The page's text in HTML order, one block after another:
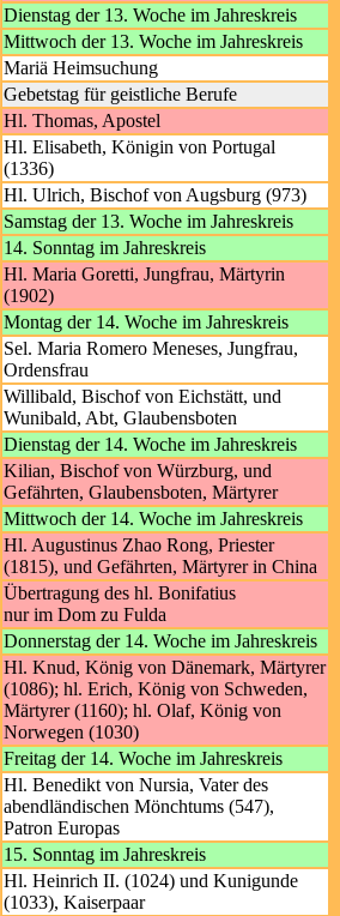
Dienstag der 13. Woche im Jahreskreis
Mittwoch der 13. Woche im Jahreskreis
Mariä Heimsuchung
Gebetstag für geistliche Berufe
Hl. Thomas, Apostel
Hl. Elisabeth, Königin von Portugal
(1336)
Hl. Ulrich, Bischof von Augsburg (973)
Samstag der 13. Woche im Jahreskreis
14. Sonntag im Jahreskreis
Hl. Maria Goretti, Jungfrau, Märtyrin
(1902)
Montag der 14. Woche im Jahreskreis
Sel. Maria Romero Meneses, Jungfrau,
Ordensfrau
Willibald, Bischof von Eichstätt, und
Wunibald, Abt, Glaubensboten
Dienstag der 14. Woche im Jahreskreis
Kilian, Bischof von Würzburg, und
Gefährten, Glaubensboten, Märtyrer
Mittwoch der 14. Woche im Jahreskreis
Hl. Augustinus Zhao Rong, Priester
(1815), und Gefährten, Märtyrer in China
Übertragung des hl. Bonifatius
nur im Dom zu Fulda
Donnerstag der 14. Woche im Jahreskreis
Hl. Knud, König von Dänemark, Märtyrer
(1086); hl. Erich, König von Schweden,
Märtyrer (1160); hl. Olaf, König von
Norwegen (1030)
Freitag der 14. Woche im Jahreskreis
Hl. Benedikt von Nursia, Vater des
abendländischen Mönchtums (547),
Patron Europas
15. Sonntag im Jahreskreis
Hl. Heinrich II. (1024) und Kunigunde
(1033), Kaiserpaar